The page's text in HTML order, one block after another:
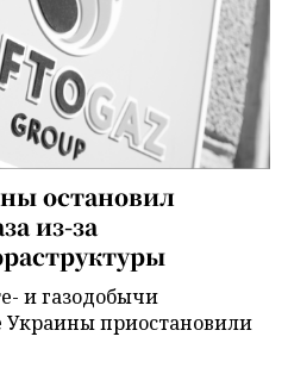
остановил
из-за
и газодобычи
Украины приостановили